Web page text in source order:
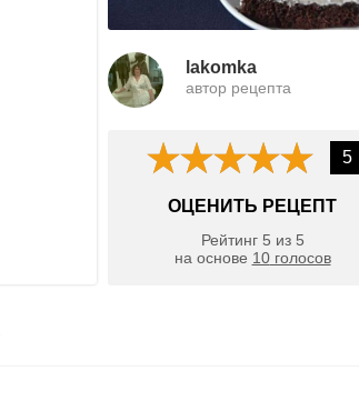
lakomka
автор рецепта
5
ОЦЕНИТЬ РЕЦЕПТ
Рейтинг 5 из 5
на основе 10голосов